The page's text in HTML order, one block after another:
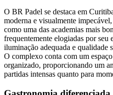
O BR Padel se destaca em
moderna e visualmente
como uma das academias mais
frequentemente elogiadas por seu
iluminação adequada e qualidade
O complexo conta com um
organizado, proporcionando um
partidas intensas quanto para